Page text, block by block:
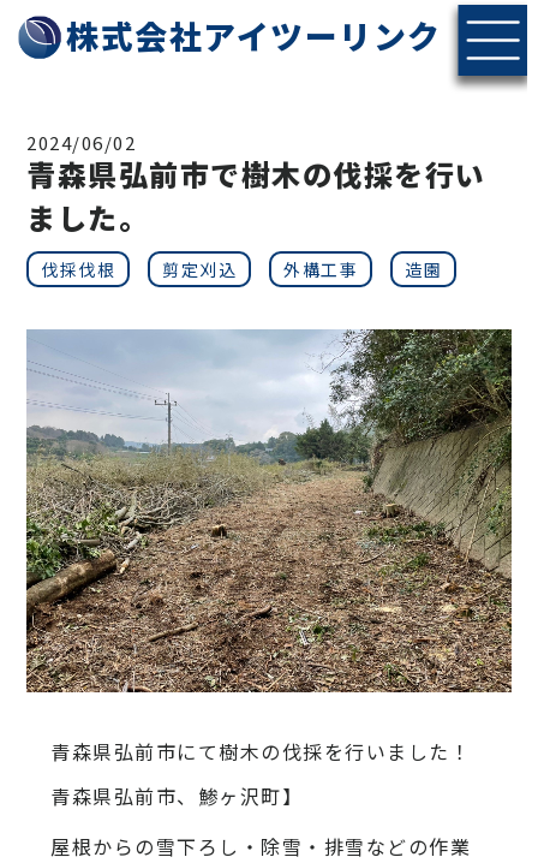
株式会社アイツーリンク
2024/06/02
青森県弘前市で樹木の伐採を行い
ました。
伐採伐根 剪定刈込 外構工事 造園
青森県弘前市にて樹木の伐採を行いました！
青森県弘前市、鯵ヶ沢町】
屋根からの雪下ろし・除雪・排雪などの作業